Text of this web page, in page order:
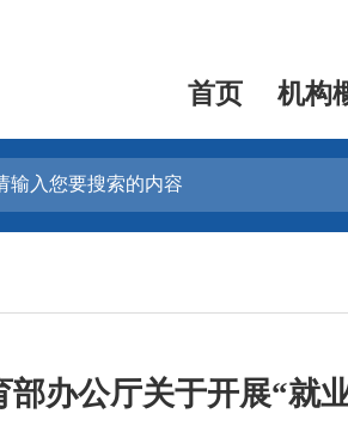
首页 机构
办公厅关于开展“就